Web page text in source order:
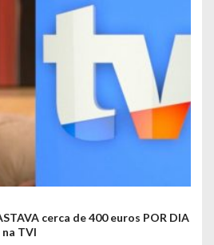
cerca de 400 euros POR DIA
TVI